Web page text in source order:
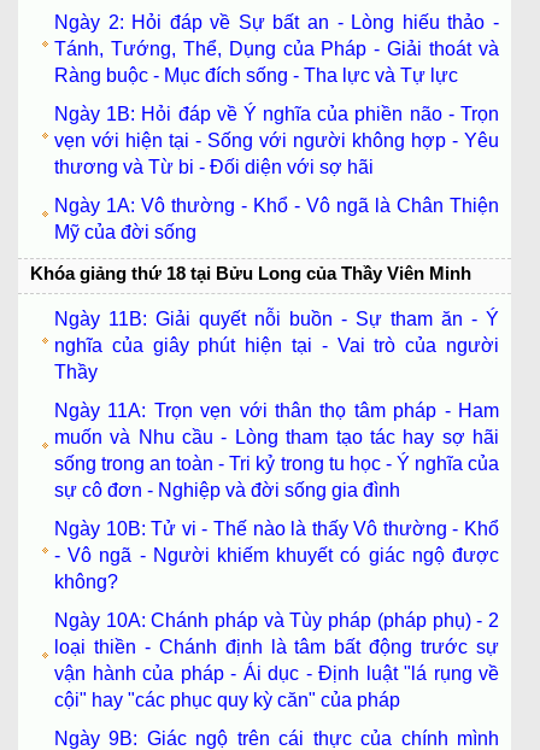
Ngày 2: Hỏi đáp về Sự bất an - Lòng hiếu thảo -
Tánh, Tướng, Thể, Dụng của Pháp - Giải thoát và
Ràng buộc - Mục đích sống - Tha lực và Tự lực
Ngày 1B: Hỏi đáp về Ý nghĩa của phiền não - Trọn
vẹn với hiện tại - Sống với người không hợp - Yêu
thương và Từ bi - Đối diện với sợ hãi
Ngày 1A: Vô thường - Khổ - Vô ngã là Chân Thiện
Mỹ của đời sống
Khóa giảng thứ 18 tại Bửu Long của Thầy Viên Minh
Ngày 11B: Giải quyết nỗi buồn - Sự tham ăn - Ý
nghĩa của giây phút hiện tại - Vai trò của người
Thầy
Ngày 11A: Trọn vẹn với thân thọ tâm pháp - Ham
muốn và Nhu cầu - Lòng tham tạo tác hay sợ hãi
sống trong an toàn - Tri kỷ trong tu học - Ý nghĩa của
sự cô đơn - Nghiệp và đời sống gia đình
Ngày 10B: Tử vi - Thế nào là thấy Vô thường - Khổ
- Vô ngã - Người khiếm khuyết có giác ngộ được
không?
Ngày 10A: Chánh pháp và Tùy pháp (pháp phụ) - 2
loại thiền - Chánh định là tâm bất động trước sự
vận hành của pháp - Ái dục - Định luật "lá rụng về
cội" hay "các phục quy kỳ căn" của pháp
Ngày 9B: Giác ngộ trên cái thực của chính mình